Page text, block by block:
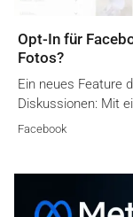
Opt-In für
Fotos?
Ein neues Feature
Diskussionen: Mit
Facebook